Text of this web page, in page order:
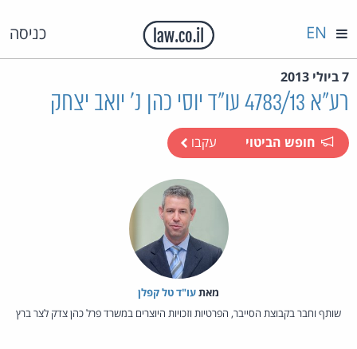
כניסה EN
7 ביולי 2013
רע"א 4783/13 עו"ד יוסי כהן נ' יואב יצחק
חופש הביטוי עקבו
מאת‏עו"ד טל קפלן
שותף וחבר בקבוצת הסייבר, הפרטיות וזכויות היוצרים במשרד פרל כהן צדק לצר ברץ